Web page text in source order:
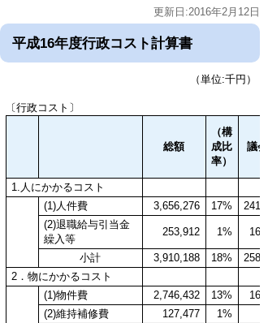
更新日:2016年2月12日
平成16年度行政コスト計算書
（単位:千円）
〔行政コスト〕
総額
（構
成比
率）
議会
1.人にかかるコスト
(1)人件費
3,656,276 17%
(2)退職給与引当金
繰入等
253,912 1%
小計 3,910,188 18%
2．物にかかるコスト
(1)物件費
2,746,432 13%
(2)維持補修費
127,477
1%